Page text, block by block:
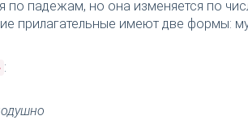
по падежам, но она изменяется по
прилагательные имеют две формы:
: